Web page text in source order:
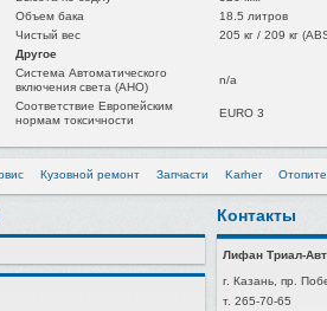
Объем бака
18.5 литров
Чистый вес
205 кг / 209 кг
Другое
Система Автоматического
включения света (AHO)
n/a
Соответствие Европейским
нормам токсичности
EURO 3
Кузовной ремонт Запчасти Karher
Контакты
Лифан Триал-
г. Казань, пр.
т. 265-70-65